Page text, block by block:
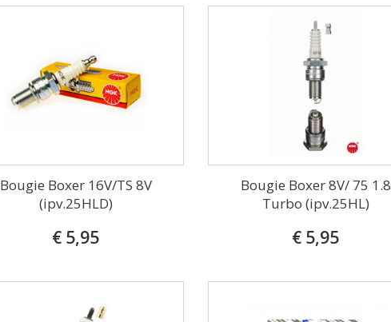
Bougie Boxer 16V/TS 8V
(ipv.25HLD)
€ 5,95
Bougie Boxer 8V/ 75 1.8
Turbo (ipv.25HL)
€ 5,95